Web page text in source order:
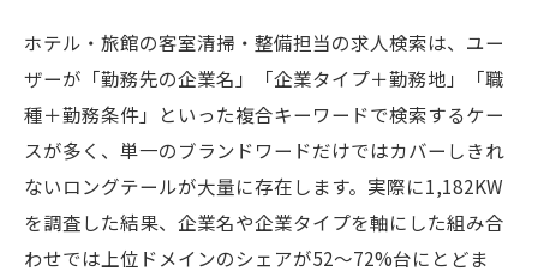
ホテル・旅館の客室清掃・整備担当の求人検索は、ユー
ザーが「勤務先の企業名」「企業タイプ＋勤務地」「職
種＋勤務条件」といった複合キーワードで検索するケー
スが多く、単一のブランドワードだけではカバーしきれ
ないロングテールが大量に存在します。実際に1,182KW
を調査した結果、企業名や企業タイプを軸にした組み合
わせでは上位ドメインのシェアが52〜72%台にとどま